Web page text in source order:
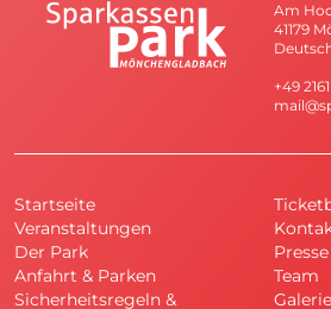
Am
41179
+49
Startseite
Veranstaltungen
Der Park
Anfahrt & Parken
Sicherheitsregeln &
Presse
Team
Galerie